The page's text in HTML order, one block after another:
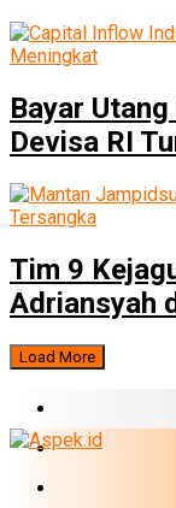
Bayar
Devisa RI
Tim 9
Adriansyah
Load More
BUMN